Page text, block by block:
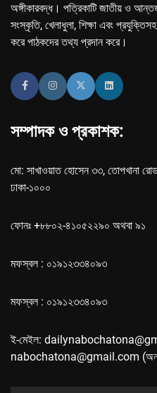
অঙ্গীকারবদ্ধ। পত্রিকাটি জাতীয় ও
সংস্কৃতি, খেলাধুলা, শিক্ষা এবং
করে পাঠকদের তথ্য প্রদান করে।
সম্পাদক ও প্রকাশক:
মো: সাখাওয়াত হোসেন ৩৩, তোপখানা
ঢাকা-১০০০
ফোনঃ +৮৮০২-৪১০৫২২৯০ অথবা ৯১
মফস্বল : ০১৯১২৩৩৪০৯৩
মফস্বল : ০১৯১২৩৩৪০৯৩
ই-মেইল:
nabochatona@gmail.com